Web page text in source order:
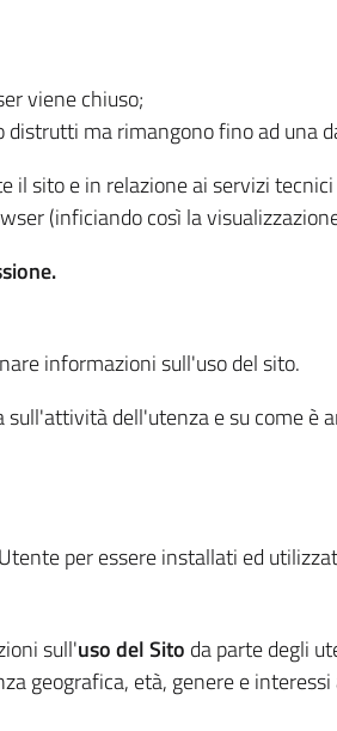
viene chiuso;
ma rimangono fino ad una
il sito e in relazione ai servizi
(inficiando così la
informazioni sull'uso del sito.
dell'utenza e su come è
per essere installati ed
sull'uso del Sito da parte degli
geografica, età, genere e